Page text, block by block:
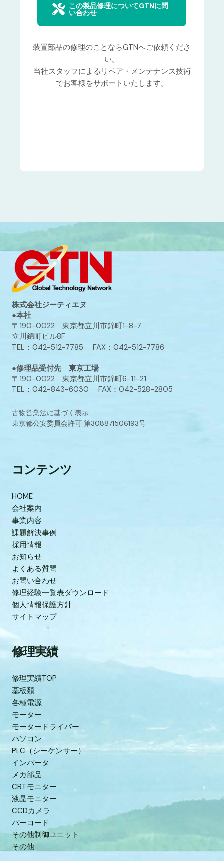
この製品修理についてGTNに問
い合わせ
装置部品の修理のことならGTNへご依頼くださ
い。
当社スタッフによるリペア・メンテナンス技術
でお客様をサポートいたします。
株式会社ジーティエヌ
●本社
〒190-0022 東京都立川市錦町1-8-7
立川錦町ビル8F
TEL：042-512-7785 FAX：042-512-7786
●修理品受付先 東京工場
〒190-0022 東京都立川市錦町6-11-21
TEL：042-843-6030 FAX：042-528-2805
古物営業法に基づく表示
東京都公安委員会許可 第308871506193号
コンテンツ
HOME
会社案内
事業内容
課題解決事例
採用情報
お知らせ
よくある質問
お問い合わせ
修理経験一覧表ダウンロード
個人情報保護方針
サイトマップ
修理実績
修理実績TOP
基板類
各種電源
モーター
モータードライバー
パソコン
PLC（シーケンサー）
インバータ
メカ部品
CRTモニター
液晶モニター
CCDカメラ
バーコード
その他制御ユニット
その他